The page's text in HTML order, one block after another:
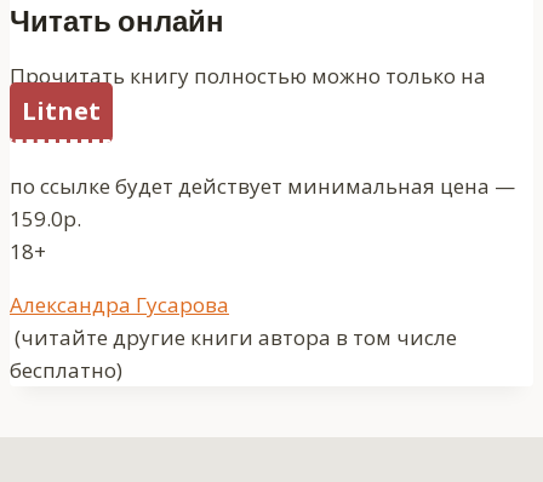
Читать онлайн
Прочитать книгу полностью можно только на
Litnet
по ссылке будет действует минимальная цена —
159.0р.
18+
Метки
записи:
Александра Гусарова
(читайте другие книги автора в том числе
бесплатно)